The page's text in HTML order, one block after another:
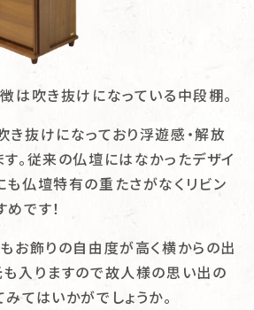
は吹き抜けになっている中段棚。
き抜けになっており浮遊感・解放
。従来の仏壇にはなかったデザイ
も仏壇特有の重たさがなくリビン
です！
お飾りの自由度が高く横からの出
も入りますので故人様の思い出の
てはいかがでしょうか。